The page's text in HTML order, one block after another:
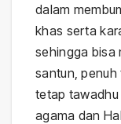
dalam
khas serta
sehingga bisa
santun,
tetap tawadhu
agama dan